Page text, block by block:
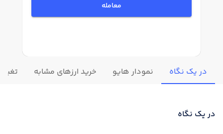
معامله
در یک نگاه نمودار هایو خرید ارزهای مشابه
در یک نگاه